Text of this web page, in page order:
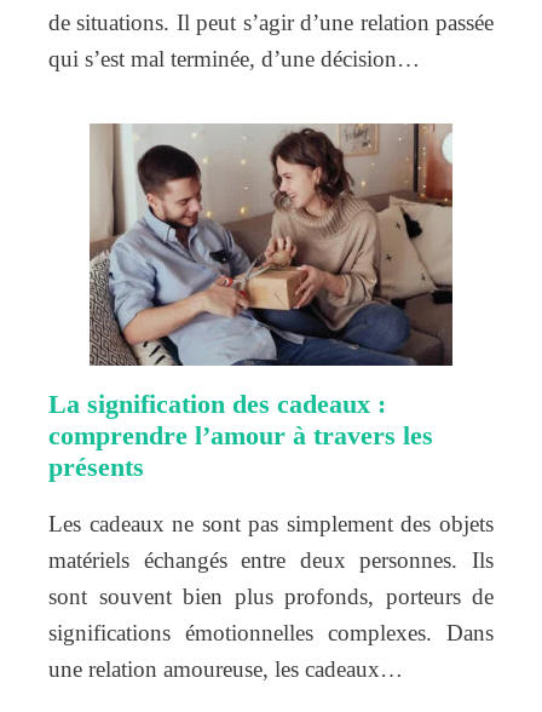
de situations. Il peut s’agir d’une relation passée
qui s’est mal terminée, d’une décision…
La signification des cadeaux :
comprendre l’amour à travers les
présents
Les cadeaux ne sont pas simplement des objets
matériels échangés entre deux personnes. Ils
sont souvent bien plus profonds, porteurs de
significations émotionnelles complexes. Dans
une relation amoureuse, les cadeaux…